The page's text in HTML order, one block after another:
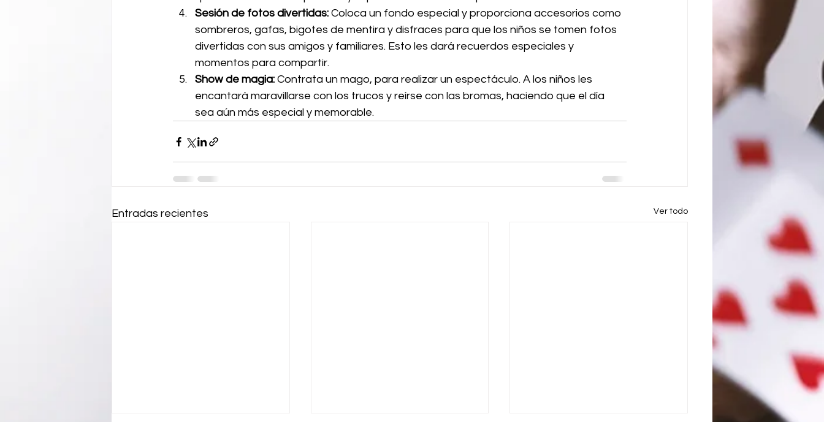
Sesión de fotos divertidas: Coloca un fondo especial y proporciona accesorios como
sombreros, gafas, bigotes de mentira y disfraces para que los niños se tomen fotos
divertidas con sus amigos y familiares. Esto les dará recuerdos especiales y
momentos para compartir.
Show de magia: Contrata un mago, para realizar un espectáculo. A los niños les
encantará maravillarse con los trucos y reírse con las bromas, haciendo que el día
sea aún más especial y memorable.
Entradas recientes Ver todo